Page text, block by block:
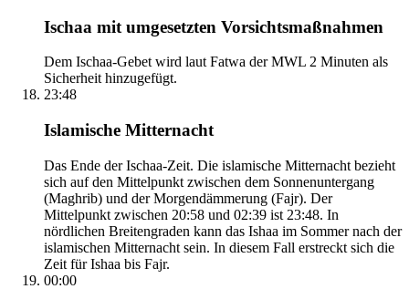
Ischaa mit umgesetzten Vorsichtsmaßnahmen
Dem Ischaa-Gebet wird laut Fatwa der MWL 2 Minuten als
Sicherheit hinzugefügt.
23:48
Islamische Mitternacht
Das Ende der Ischaa-Zeit. Die islamische Mitternacht bezieht
sich auf den Mittelpunkt zwischen dem Sonnenuntergang
(Maghrib) und der Morgendämmerung (Fajr). Der
Mittelpunkt zwischen 20:58 und 02:39 ist 23:48. In
nördlichen Breitengraden kann das Ishaa im Sommer nach der
islamischen Mitternacht sein. In diesem Fall erstreckt sich die
Zeit für Ishaa bis Fajr.
00:00